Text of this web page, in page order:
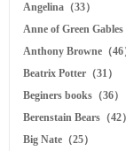
Angelina（33）
Anne of Green Gables
Anthony Browne（46
Beatrix Potter（31）
Beginers books（36）
Berenstain Bears（42）
Big Nate（25）